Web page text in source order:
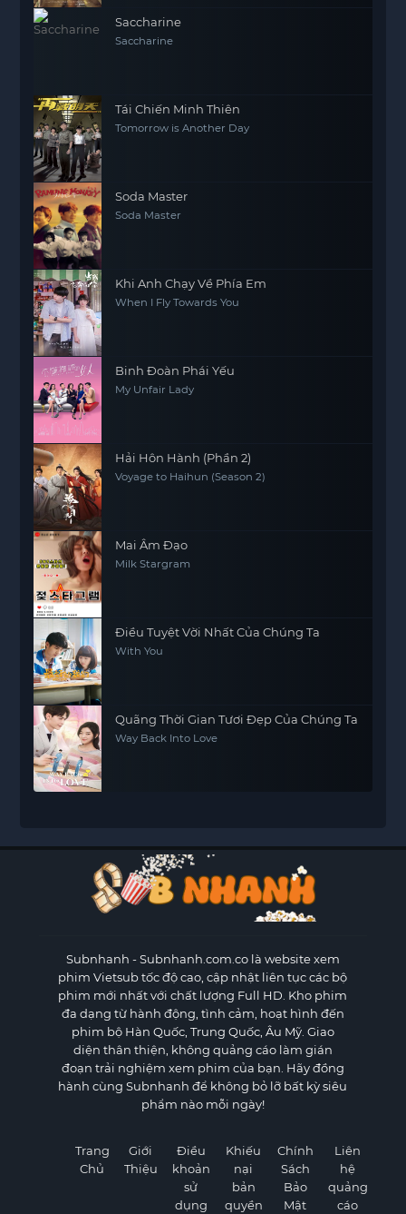
Saccharine
Saccharine
Tái Chiến Minh Thiên
Tomorrow is Another Day
Soda Master
Soda Master
Khi Anh Chạy Về Phía Em
When I Fly Towards You
Binh Đoàn Phái Yếu
My Unfair Lady
Hải Hôn Hành (Phần 2)
Voyage to Haihun (Season 2)
Mai Âm Đạo
Milk Stargram
Điều Tuyệt Vời Nhất Của Chúng Ta
With You
Quãng Thời Gian Tươi Đẹp Của Chúng Ta
Way Back Into Love
Subnhanh - Subnhanh.com.co là website xem
phim Vietsub tốc độ cao, cập nhật liên tục các bộ
phim mới nhất với chất lượng Full HD. Kho phim
đa dạng từ hành động, tình cảm, hoạt hình đến
phim bộ Hàn Quốc, Trung Quốc, Âu Mỹ. Giao
diện thân thiện, không quảng cáo làm gián
đoạn trải nghiệm xem phim của bạn. Hãy đồng
hành cùng Subnhanh để không bỏ lỡ bất kỳ siêu
phẩm nào mỗi ngày!
Trang
Chủ
Giới
Thiệu
Điều
khoản
sử
dụng
Khiếu
nại
bản
quyền
Chính
Sách
Bảo
Mật
Liên
hệ
quảng
cáo